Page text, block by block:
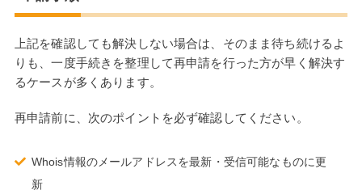
上記を確認しても解決しない場合は、そのまま待ち続けるよ
りも、一度手続きを整理して再申請を行った方が早く解決す
るケースが多くあります。
再申請前に、次のポイントを必ず確認してください。
Whois情報のメールアドレスを最新・受信可能なものに更
新